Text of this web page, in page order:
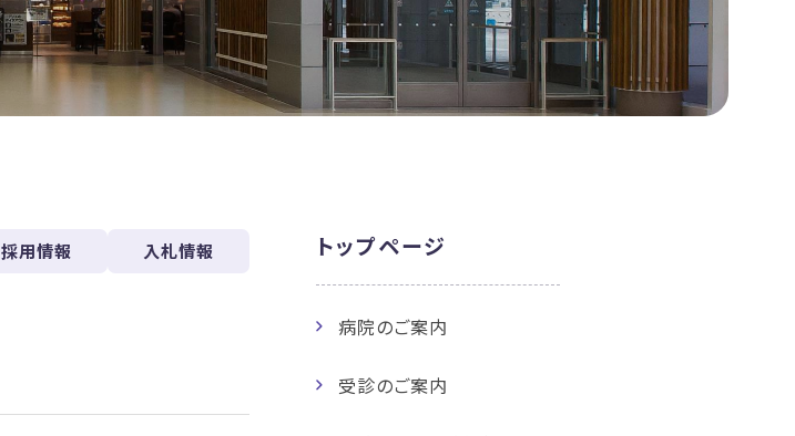
採用情報 入札情報 トップページ
病院のご案内
受診のご案内